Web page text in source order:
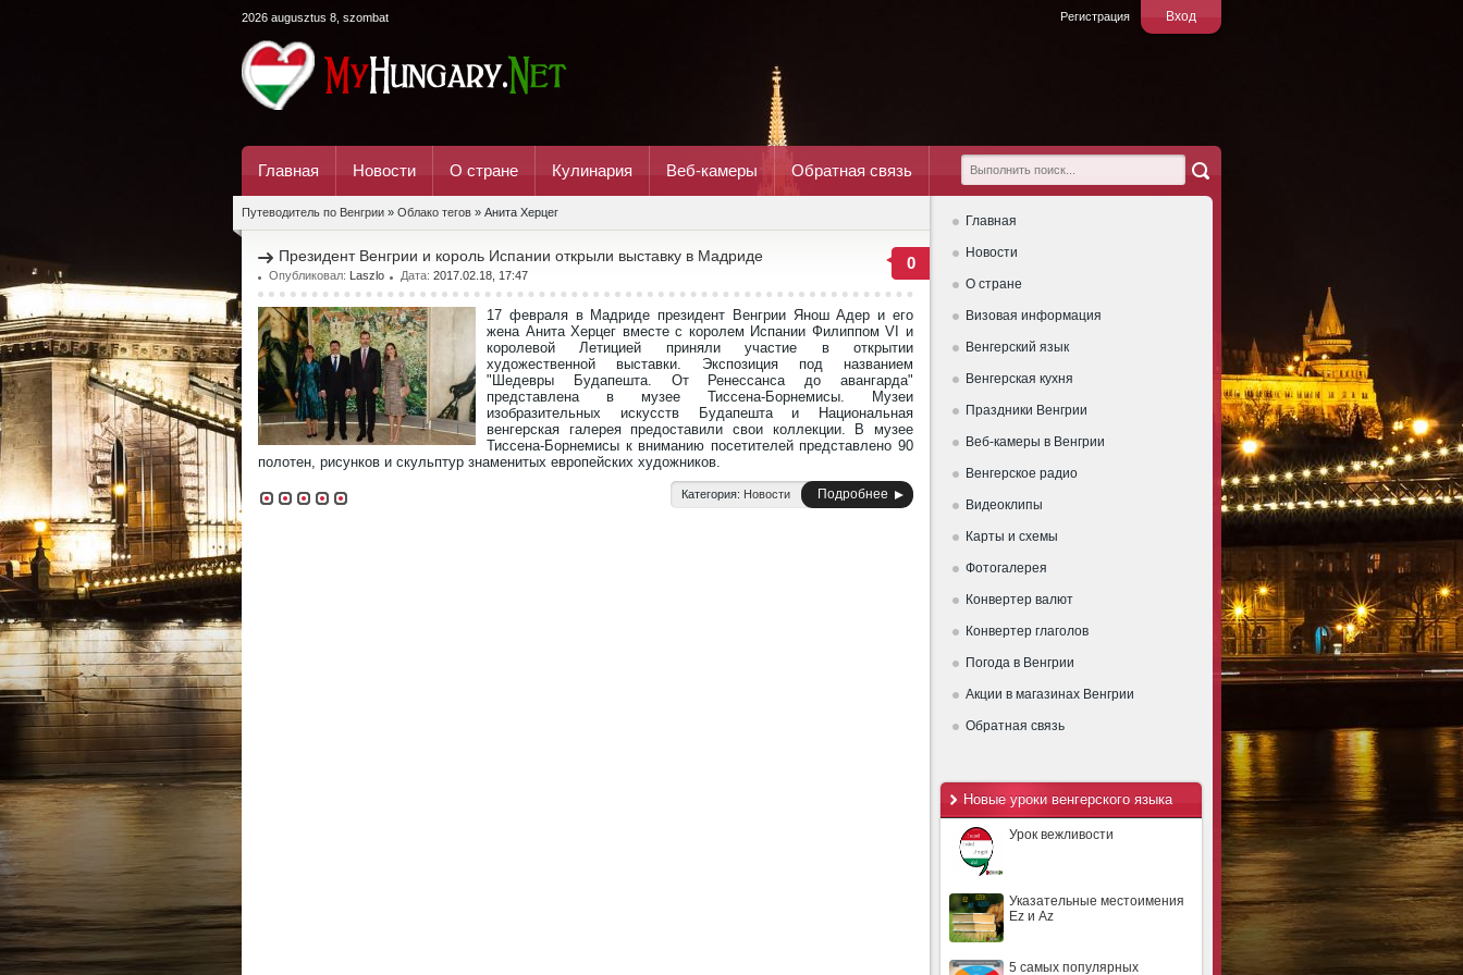
Вход
Регистрация
2026 augusztus 8, szombat
Главная Новости О стране Кулинария Веб-камеры Обратная связь
Главная
Новости
О стране
Визовая информация
Венгерский язык
Венгерская кухня
Праздники Венгрии
Веб-камеры в Венгрии
Венгерское радио
Видеоклипы
Карты и схемы
Фотогалерея
Конвертер валют
Конвертер глаголов
Погода в Венгрии
Акции в магазинах Венгрии
Обратная связь
Новые уроки венгерского языка
Урок вежливости
Указательные местоимения
Ez и Az
5 самых популярных
Путеводитель по Венгрии » Облако тегов » Анита Херцег
0
Президент Венгрии и король Испании открыли выставку в Мадриде
Опубликовал: Laszlo Дата: 2017.02.18, 17:47
17 февраля в Мадриде президент Венгрии Янош Адер и его
жена Анита Херцег вместе с королем Испании Филиппом VI и
королевой Летицией приняли участие в открытии
художественной выставки. Экспозиция под названием
"Шедевры Будапешта. От Ренессанса до авангарда"
представлена в музее Тиссена-Борнемисы. Музеи
изобразительных искусств Будапешта и Национальная
венгерская галерея предоставили свои коллекции. В музее
Тиссена-Борнемисы к вниманию посетителей представлено 90
полотен, рисунков и скульптур знаменитых европейских художников.
Категория: Новости Подробнее